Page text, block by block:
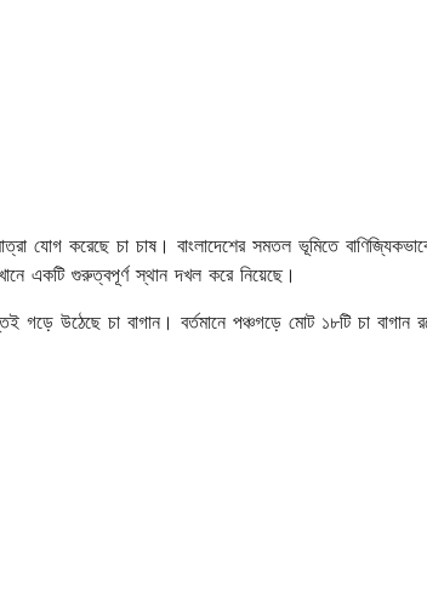
যোগ করেছে চা চাষ। বাংলাদেশের সমতল ভূমিতে
একটি গুরুত্বপূর্ণ স্থান দখল করে নিয়েছে।
গড়ে উঠেছে চা বাগান। বর্তমানে পঞ্চগড়ে মোট ১৮টি চা